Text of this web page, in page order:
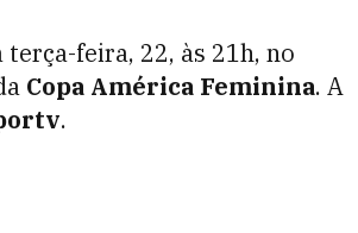
terça-feira, 22, às 21h, no
Copa América Feminina. A
.